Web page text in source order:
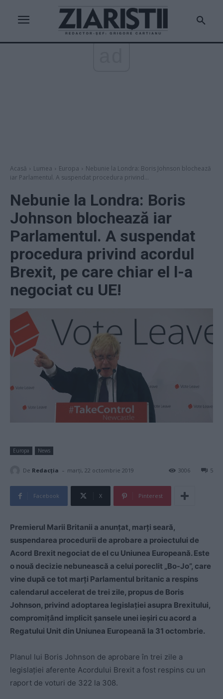
Acasă Lumea Europa
Nebunie la Londra: Boris Johnson blochează
iar Parlamentul. A suspendat procedura privind...
Nebunie la Londra: Boris
Johnson blochează iar
Parlamentul. A suspendat
procedura privind acordul
Brexit, pe care chiar el l-a
negociat cu UE!
Europa News
De Redacţia - marți, 22 octombrie 2019 5
3006
Facebook X Pinterest
Premierul Marii Britanii a anunţat, marţi seară,
suspendarea procedurii de aprobare a proiectului de
Acord Brexit negociat de el cu Uniunea Europeană. Este
o nouă decizie nebunească a celui poreclit „Bo-Jo”, care
vine după ce tot marţi Parlamentul britanic a respins
calendarul accelerat de trei zile, propus de Boris
Johnson, privind adoptarea legislaţiei asupra Brexitului,
compromiţând implicit şansele unei ieşiri cu acord a
Regatului Unit din Uniunea Europeană la 31 octombrie.
Planul lui Boris Johnson de aprobare în trei zile a
legislaţiei aferente Acordului Brexit a fost respins cu un
raport de voturi de 322 la 308.